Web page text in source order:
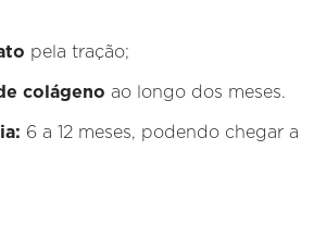
pela tração;
colágeno ao longo dos meses.
6 a 12 meses, podendo chegar a